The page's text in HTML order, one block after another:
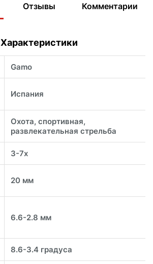
Отзывы Комментарии
Характеристики
Gamo
Испания
Охота, спортивная,
развлекательная стрельба
3-7x
20 мм
6.6-2.8 мм
8.6-3.4 градуса